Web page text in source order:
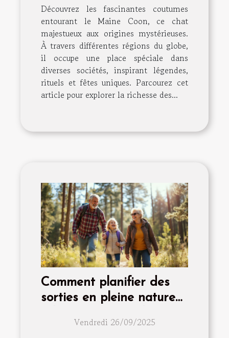
Découvrez les fascinantes coutumes
entourant le Maine Coon, ce chat
majestueux aux origines mystérieuses.
À travers différentes régions du globe,
il occupe une place spéciale dans
diverses sociétés, inspirant légendes,
rituels et fêtes uniques. Parcourez cet
article pour explorer la richesse des...
Comment planifier des
sorties en pleine nature
famille ?Vendredi 26/09/2025